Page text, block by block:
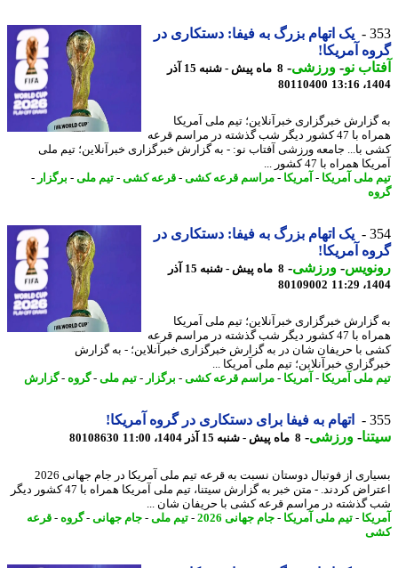
یک اتهام بزرگ به فیفا: دستکاری در
آمریکا!
نو- ورزشی-
8 ماه پیش - شنبه 15 آذر
80110400
خبرگزاری خبرآنلاین؛ تیم ملی آمریکا
همراه با 47 کشور دیگر شب گذشته در مراسم قرعه
با... جامعه ورزشی آفتاب نو: - به گزارش خبرگزاری خبرآنلاین؛ تیم ملی
همراه با 47 کشور ...
ملی آمریکا- آمریکا- مراسم قرعه کشی-قرعه کشی-تیم ملی -برگزار -
یک اتهام بزرگ به فیفا: دستکاری در
آمریکا!
-ورزشی-
8 ماه پیش - شنبه 15 آذر
80109002
خبرگزاری خبرآنلاین؛ تیم ملی آمریکا
همراه با 47 کشور دیگر شب گذشته در مراسم قرعه
با حریفان شان در به گزارش خبرگزاری خبرآنلاین؛ - به گزارش
خبرآنلاین؛ تیم ملی آمریکا ...
ملی آمریکا- آمریکا- مراسم قرعه کشی-برگزار - تیم ملی -گروه- گزارش
اتهام به فیفا برای دستکاری در گروه آمریکا!
-ورزشی-8 ماه پیش - شنبه 15 آذر 1404، 11:00 80108630
بسیاری از فوتبال دوستان نسبت به قرعه تیم ملی آمریکا در جام جهانی 2026
اعتراض کردند. - متن خبر به گزارش سیتنا، تیم ملی آمریکا همراه با 47 کشور دیگر
در مراسم قرعه کشی با حریفان شان ...
- تیم ملی آمریکا- جام جهانی 2026 -تیم ملی -جام جهانی-گروه- قرعه